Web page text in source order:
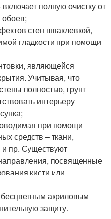
полную очистку от
обоев;
стен шпаклевкой,
гладкости при помощи
являющейся
Учитывая, что
полностью, грунт
интерьеру
при помощи
средств – ткани,
и пр. Существуют
посвященные
кисти или
акриловым
защиту.